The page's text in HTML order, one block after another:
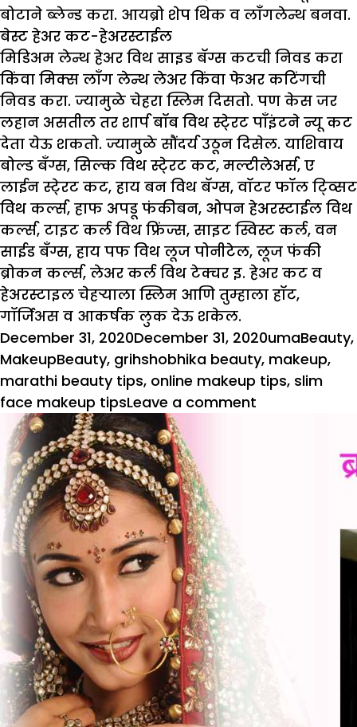
बोटाने ब्लेन्ड करा. आयब्रो शेप थिक व लाँगलेन्थ बनवा.
बेस्ट हेअर कट-हेअरस्टाईल
मिडिअम लेन्थ हेअर विथ साइड बॅग्स कटची निवड करा
किंवा मिक्स लाँग लेन्थ लेअर किंवा फेअर कटिंगची
निवड करा. ज्यामुळे चेहरा स्लिम दिसतो. पण केस जर
लहान असतील तर शार्प बॉब विथ स्टे्रट पाँइंटने न्यू कट
देता येऊ शकतो. ज्यामुळे सौंदर्य उठून दिसेल. याशिवाय
बोल्ड बँग्स, सिल्क विथ स्टे्रट कट, मल्टीलेअर्स, ए
लाईन स्टे्रट कट, हाय बन विथ बॅग्स, वॉटर फॉल ट्व्सिट
विथ कर्ल्स, हाफ अपडू फंकीबन, ओपन हेअरस्टाईल विथ
कर्ल्स, टाइट कर्ल विथ फ्रिंज्स, साइट स्विस्ट कर्ल, वन
साईड बँग्स, हाय पफ विथ लूज पोनीटेल, लूज फंकी
ब्रोकन कर्ल्स, लेअर कर्ल विथ टेक्चर इ. हेअर कट व
हेअरस्टाइल चेहऱ्याला स्लिम आणि तुम्हाला हॉट,
गॉर्जिअस व आकर्षक लुक देऊ शकेल.
Posted
on
December 31, 2020December 31, 2020Author
umaBeauty,
MakeupTags
Beauty, grihshobhika beauty, makeup,
marathi beauty tips, online makeup tips, slim
face makeup tipsLeave a comment